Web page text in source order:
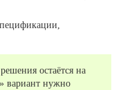
остаётся на
вариант нужно